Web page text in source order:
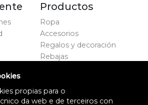
Productos
Ropa
Accesorios
Regalos y decoración
Rebajas
propias para o
da web e de terceiros con